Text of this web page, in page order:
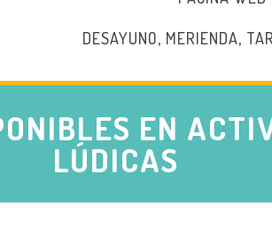
DESAYUNO, MERIENDA,
EN
LÚDICAS